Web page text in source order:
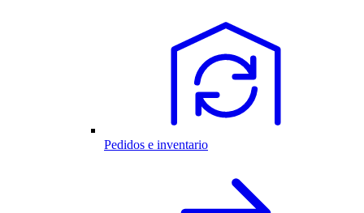
Pedidos e inventario